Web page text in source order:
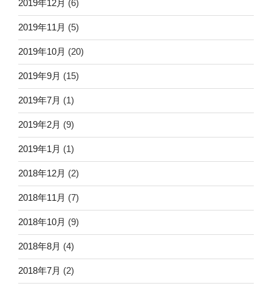
2019年12月 (6)
2019年11月 (5)
2019年10月 (20)
2019年9月 (15)
2019年7月 (1)
2019年2月 (9)
2019年1月 (1)
2018年12月 (2)
2018年11月 (7)
2018年10月 (9)
2018年8月 (4)
2018年7月 (2)